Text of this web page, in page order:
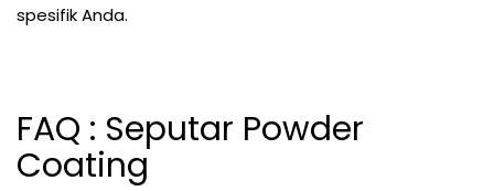
spesifik Anda.
FAQ : Seputar Powder
Coating